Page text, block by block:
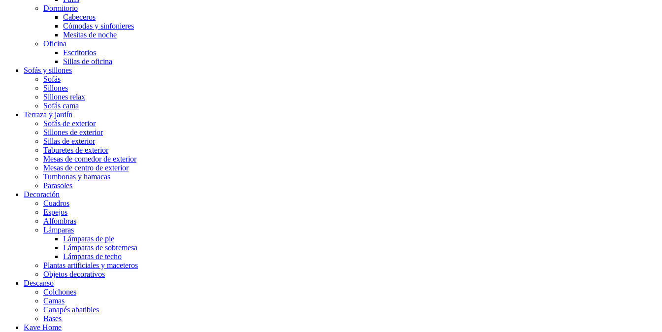
Dormitorio
Cabeceros
Cómodas y sinfonieres
Mesitas de noche
Oficina
Escritorios
Sillas de oficina
Sofás y sillones
Sofás
Sillones
Sillones relax
Sofás cama
Terraza y jardín
Sofás de exterior
Sillones de exterior
Sillas de exterior
Taburetes de exterior
Mesas de comedor de exterior
Mesas de centro de exterior
Tumbonas y hamacas
Parasoles
Decoración
Cuadros
Espejos
Alfombras
Lámparas
Lámparas de pie
Lámparas de sobremesa
Lámparas de techo
Plantas artificiales y maceteros
Objetos decorativos
Descanso
Colchones
Camas
Canapés abatibles
Bases
Kave Home